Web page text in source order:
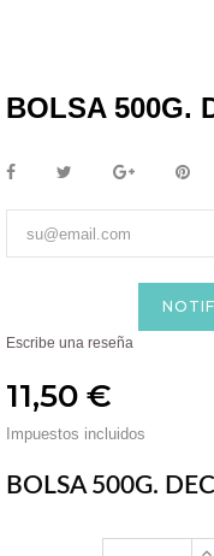
BOLSA 500G.
Escribe una reseña
11,50 €
Impuestos incluidos
BOLSA 500G.